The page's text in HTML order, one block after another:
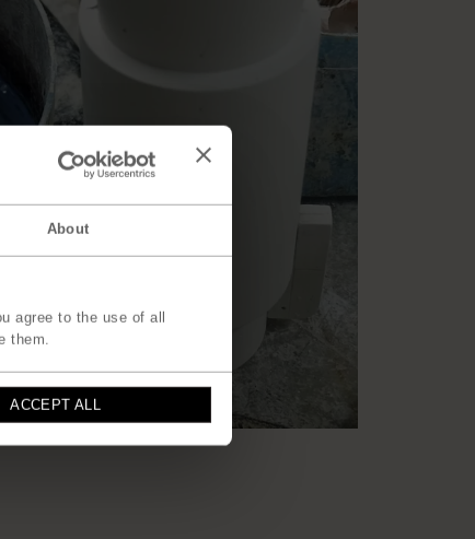
About
agree to the use of all
them.
ACCEPT ALL